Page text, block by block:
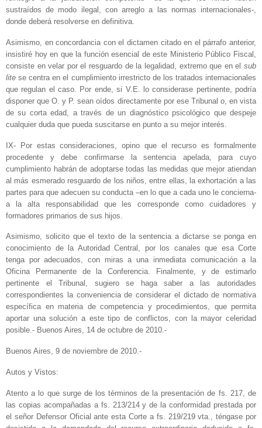
sustraídos de modo ilegal, con arreglo a las normas internacionales-,
donde deberá resolverse en definitiva.
Asimismo, en concordancia con el dictamen citado en el párrafo anterior,
insistiré hoy en que la función esencial de este Ministerio Público Fiscal,
consiste en velar por el resguardo de la legalidad, extremo que en el sub
litese centra en el cumplimiento irrestricto de los tratados internacionales
que regulan el caso. Por ende, si V.E. lo considerase pertinente, podría
disponer que O. y P. sean oídos directamente por ese Tribunal o, en vista
de su corta edad, a través de un diagnóstico psicológico que despeje
cualquier duda que pueda suscitarse en punto a su mejor interés.
IX- Por estas consideraciones, opino que el recurso es formalmente
procedente y debe confirmarse la sentencia apelada, para cuyo
cumplimiento habrán de adoptarse todas las medidas que mejor atiendan
al más esmerado resguardo de los niños, entre ellas, la exhortación a las
partes para que adecuen su conducta –en lo que a cada uno le concierna-
a la alta responsabilidad que les corresponde como cuidadores y
formadores primarios de sus hijos.
Asimismo, solicito que el texto de la sentencia a dictarse se ponga en
conocimiento de la Autoridad Central, por los canales que esa Corte
tenga por adecuados, con miras a una inmediata comunicación a la
Oficina Permanente de la Conferencia. Finalmente, y de estimarlo
pertinente el Tribunal, sugiero se haga saber a las autoridades
correspondientes la conveniencia de considerar el dictado de normativa
específica en materia de competencia y procedimientos, que permita
aportar una solución a este tipo de conflictos, con la mayor celeridad
posible.- Buenos Aires, 14 de octubre de 2010.-
Buenos Aires, 9 de noviembre de 2010.-
Autos y Vistos:
Atento a lo que surge de los términos de la presentación de fs. 217, de
las copias acompañadas a fs. 213/214 y de la conformidad prestada por
el señor Defensor Oficial ante esta Corte a fs. 219/219 vta., téngase por